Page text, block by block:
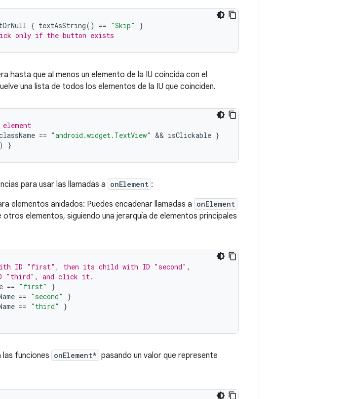
{ textAsString() == "Skip"
}
only if the button exists
hasta que al menos un elemento de la IU coincida con el
una lista de todos los elementos de la IU que coinciden.
== "android.widget.TextView" && isClickable }
}
para usar las llamadas a onElement :
elementos anidados: Puedes encadenar llamadas a onElement
elementos, siguiendo una jerarquía de elementos principales
ID "first", then its child with ID "second",
"third", and click it.
== "first"
}
== "second"
}
== "third"
}
funciones onElement* pasando un valor que represente